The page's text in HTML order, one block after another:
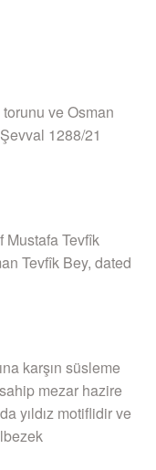
ve Osman
1288/21
Mustafa Tevfîk
Tevfîk Bey, dated
karşın süsleme
mezar hazire
yıldız motiflidir ve